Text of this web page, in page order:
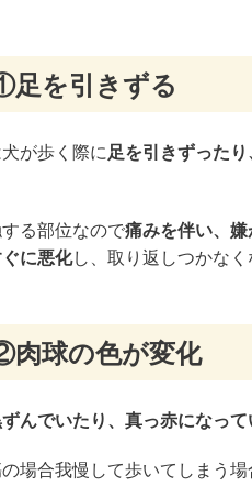
を引きずる
が歩く際に 足を引きずった
る部位なので痛みを伴い、嫌
に悪化し、取り返しつかな
球の色が変化
んでいたり、真っ赤になって
場合我慢して歩いてしまう